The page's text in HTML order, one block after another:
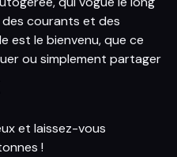
courants et des
est le bienvenu, que ce
ou simplement partager
et laissez-vous
!